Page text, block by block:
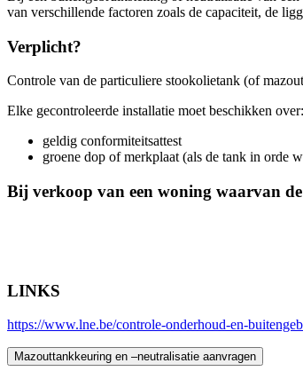
van verschillende factoren zoals de capaciteit, de
Verplicht?
Controle van de particuliere stookolietank (of
Elke gecontroleerde installatie moet beschikken over:
geldig conformiteitsattest
groene dop of merkplaat (als de tank in orde
Bij verkoop van een woning waarvan
LINKS
https://www.lne.be/controle-onderhoud-en-
Mazouttankkeuring en –neutralisatie aanvragen